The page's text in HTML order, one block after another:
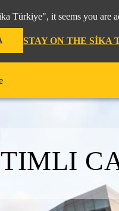
Türkiye", it seems you
STAY ON THE SIKA